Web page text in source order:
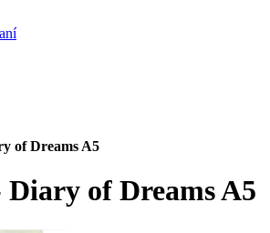
of Dreams A5
Diary of Dreams A5